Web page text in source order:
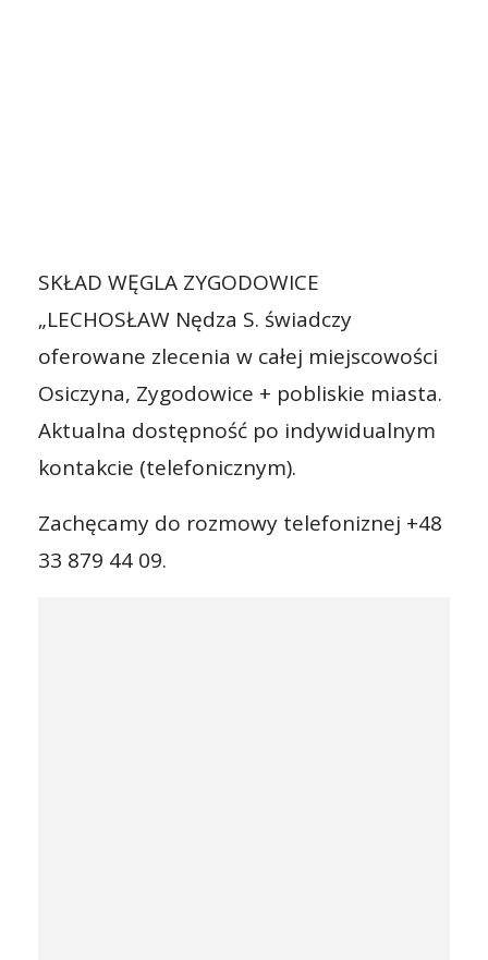
SKŁAD WĘGLA ZYGODOWICE
„LECHOSŁAW Nędza S. świadczy
oferowane zlecenia w całej miejscowości
Osiczyna, Zygodowice + pobliskie miasta.
Aktualna dostępność po indywidualnym
kontakcie (telefonicznym).
Zachęcamy do rozmowy telefoniznej +48
33 879 44 09.